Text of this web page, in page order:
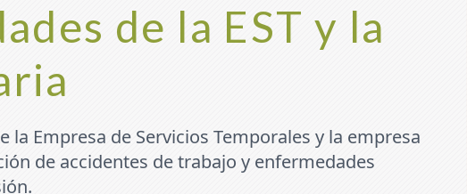
de la EST y la
la Empresa de Servicios Temporales y la empresa
de accidentes de trabajo y enfermedades